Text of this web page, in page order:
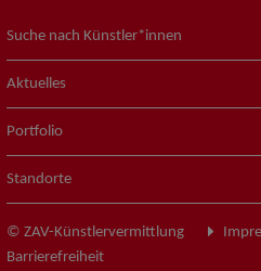
Suche nach Künstler*innen
Aktuelles
Portfolio
Standorte
© ZAV-Künstlervermittlung
Barrierefreiheit